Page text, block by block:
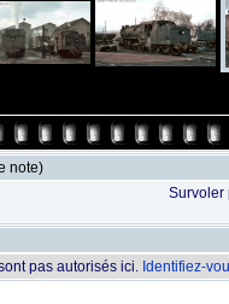
note)
Survoler
pas autorisés ici. Identifiez-